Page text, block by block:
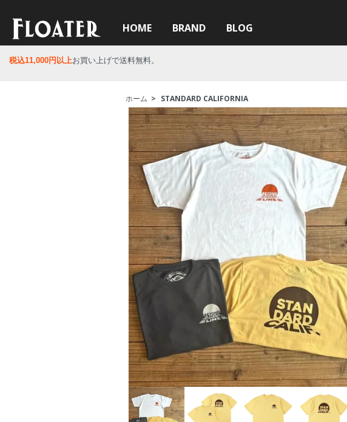
HOME BRAND BLOG
税込11,000円以上お買い上げで送料無料。
ホーム > STANDARD CALIFORNIA